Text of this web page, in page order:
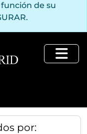
de su
por: